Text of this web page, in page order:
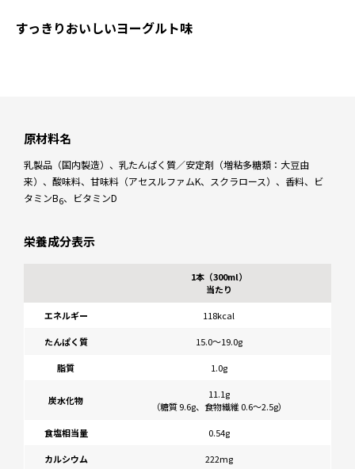
すっきりおいしいヨーグルト味
原材料名
乳製品（国内製造）、乳たんぱく質／安定剤（増粘多糖類：大豆由
来）、酸味料、甘味料（アセスルファムK、スクラロース）、香料、ビ
タミンB6、ビタミンD
栄養成分表示
1本（300ml）
当たり
エネルギー 118kcal
たんぱく質 15.0～19.0g
脂質 1.0g
炭水化物
11.1g
（糖質 9.6g、食物繊維 0.6〜2.5g）
食塩相当量 0.54g
カルシウム 222mg